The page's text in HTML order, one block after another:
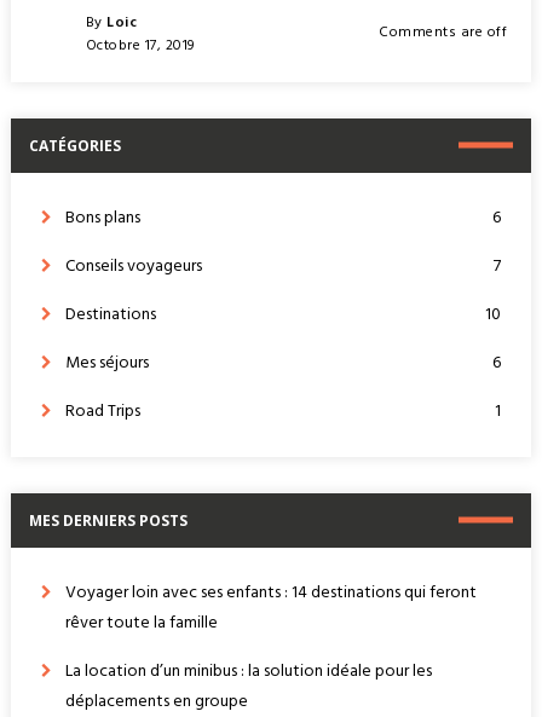
RÉSERVER
SA
MARTINIQUE
Posted
By Loic
Posted
Octobre 17, 2019
Comments are off
CATÉGORIES
Bons plans
6
Conseils voyageurs
7
Destinations
10
Mes séjours
6
Road Trips
1
MES DERNIERS POSTS
Voyager loin avec ses enfants : 14 destinations qui feront
rêver toute la famille
La location d’un minibus : la solution idéale pour les
déplacements en groupe